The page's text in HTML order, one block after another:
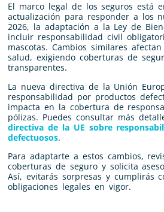
El marco legal de los seguros está
actualización para responder a los
2026, la adaptación a la Ley de
incluir responsabilidad civil
mascotas. Cambios similares
salud, exigiendo coberturas de
transparentes.
La nueva directiva de la Unión
responsabilidad por productos
impacta en la cobertura de
pólizas. Puedes consultar más
directiva de la UE sobre
defectuosos.
Para adaptarte a estos cambios,
coberturas de seguro y solicita
Así, evitarás sorpresas y cumplirás
obligaciones legales en vigor.